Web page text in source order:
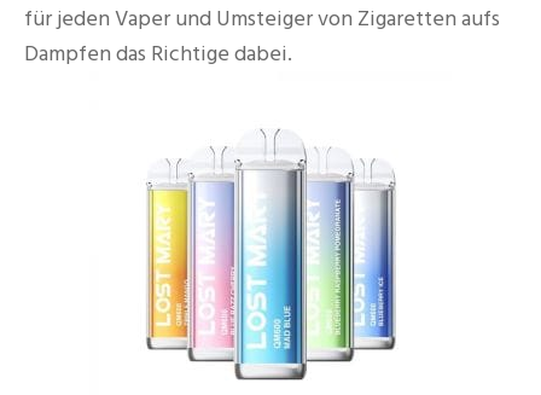
für jeden Vaper und Umsteiger von Zigaretten aufs
Dampfen das Richtige dabei.